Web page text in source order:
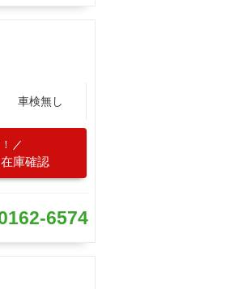
車検無し
庫確認
6574